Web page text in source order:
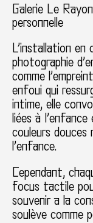
Galerie Le
personnelle
L’installation en
photographie
comme
enfoui qui
intime, elle
liées à
couleurs douces
l’enfance.
Cependant,
focus tactile
souvenir a la
soulève comme